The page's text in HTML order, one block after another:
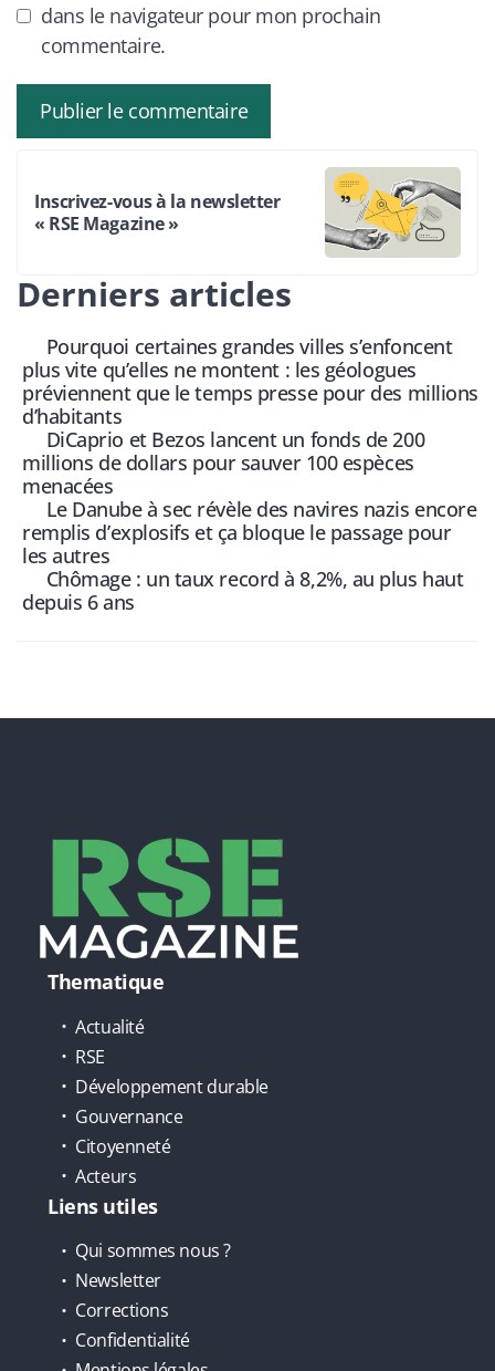
dans le navigateur pour mon prochain
commentaire.
Inscrivez-vous à la newsletter
« RSE Magazine »
Derniers articles
Pourquoi certaines grandes villes s’enfoncent
plus vite qu’elles ne montent : les géologues
préviennent que le temps presse pour des millions
d’habitants
DiCaprio et Bezos lancent un fonds de 200
millions de dollars pour sauver 100 espèces
menacées
Le Danube à sec révèle des navires nazis encore
remplis d’explosifs et ça bloque le passage pour
les autres
Chômage : un taux record à 8,2%, au plus haut
depuis 6 ans
Thematique
Actualité
RSE
Développement durable
Gouvernance
Citoyenneté
Acteurs
Liens utiles
Qui sommes nous ?
Newsletter
Corrections
Confidentialité